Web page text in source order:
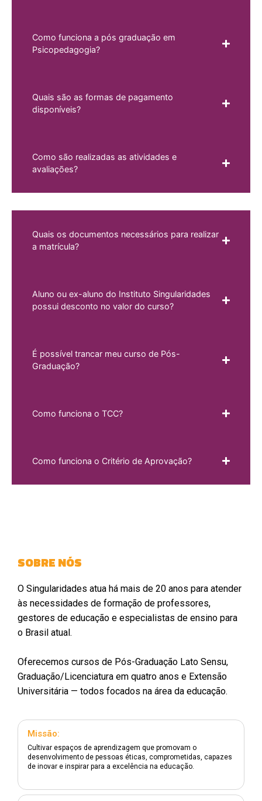
Como funciona a pós graduação em
Psicopedagogia?
Quais são as formas de pagamento
disponíveis?
Como são realizadas as atividades e
avaliações?
Quais os documentos necessários para realizar
a matrícula?
Aluno ou ex-aluno do Instituto Singularidades
possui desconto no valor do curso?
É possível trancar meu curso de Pós-
Graduação?
Como funciona o TCC?
Como funciona o Critério de Aprovação?
SOBRE NÓS
O Singularidades atua há mais de 20 anos para atender
às necessidades de formação de professores,
gestores de educação e especialistas de ensino para
o Brasil atual.
Oferecemos cursos de Pós-Graduação Lato Sensu,
Graduação/Licenciatura em quatro anos e Extensão
Universitária — todos focados na área da educação.
Missão:
Cultivar espaços de aprendizagem que promovam o
desenvolvimento de pessoas éticas, comprometidas, capazes
de inovar e inspirar para a excelência na educação.